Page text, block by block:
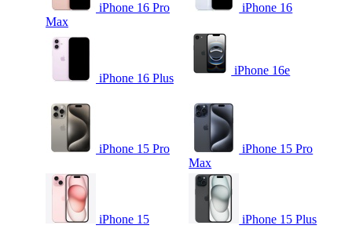
iPhone 16 Pro
Max
iPhone 16
iPhone 16 Plus
iPhone 16e
iPhone 15 Pro
iPhone 15 Pro
Max
iPhone 15 iPhone 15 Plus